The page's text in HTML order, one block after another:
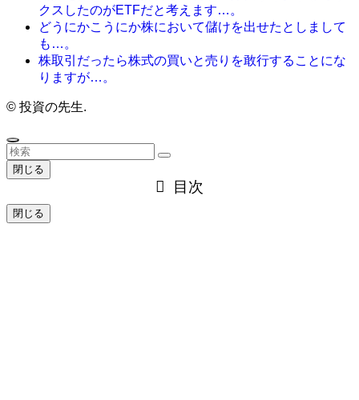
クスしたのがETFだと考えます…。
どうにかこうにか株において儲けを出せたとしまして
も…。
株取引だったら株式の買いと売りを敢行することにな
りますが…。
© 投資の先生.
閉じる
目次
閉じる